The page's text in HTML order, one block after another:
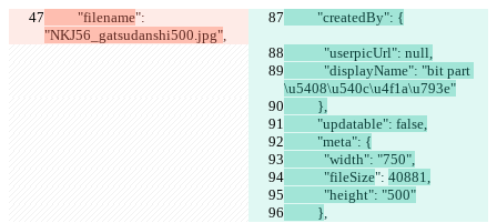
          "filename
":
"NKJ56_gatsudanshi500.jpg",
          "createdBy": {
            "userpicUrl": null,
\u5408\u540c\u4f1a\u793e"
          },
          "updatable": false,
          "meta": {
            "width": "750",
            "fileSize
": 40881,
            "height": "500"
          }
,